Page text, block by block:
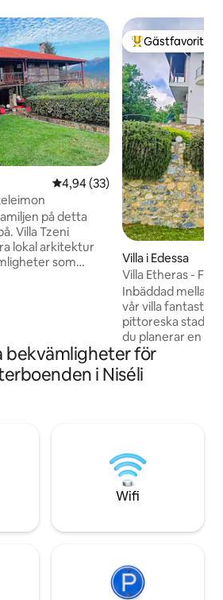
4,94 av 5 i genomsnittligt
4,94 (33)
på detta
Villa Tzeni
lokal arkitektur
som
och stenmurar.
2 rum ett stort
Populär
Gästfavorit
Villa i Edessa
Villa Etheras -
5 minuter Edessa
Inbäddad mellan
vår villa
pittoreska staden
du planerar en
fest är vår villa
landsbygdsresan
och skoj. Med sin fantastiska omgivning
med dina nära
bekvämligheter för
i Niséli
Wifi